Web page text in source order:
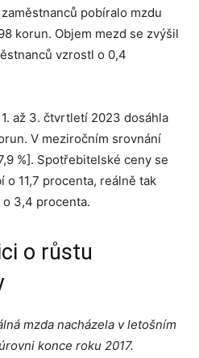
pobíralo mzdu
korun. Objem mezd se zvýšil
vzrostl o 0,4
až 3. čtvrtletí 2023 dosáhla
V meziročním srovnání
%]. Spotřebitelské ceny se
11,7 procenta, reálně tak
o 3,4 procenta.
o růstu
mzda nacházela v letošním
konce roku 2017.